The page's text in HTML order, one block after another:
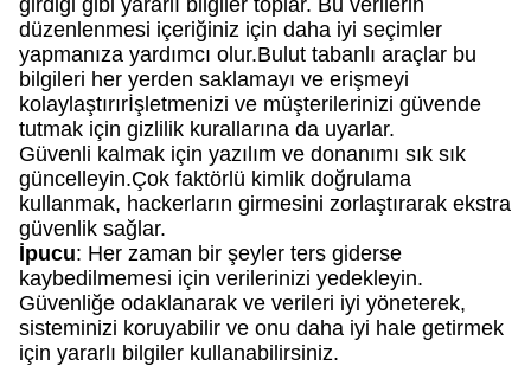
girdiği gibi yararlı bilgiler toplar. Bu verilerin
düzenlenmesi içeriğiniz için daha iyi seçimler
yapmanıza yardımcı olur.Bulut tabanlı araçlar bu
bilgileri her yerden saklamayı ve erişmeyi
kolaylaştırırİşletmenizi ve müşterilerinizi güvende
tutmak için gizlilik kurallarına da uyarlar.
Güvenli kalmak için yazılım ve donanımı sık sık
güncelleyin.Çok faktörlü kimlik doğrulama
kullanmak, hackerların girmesini zorlaştırarak ekstra
güvenlik sağlar.
İpucu: Her zaman bir şeyler ters giderse
kaybedilmemesi için verilerinizi yedekleyin.
Güvenliğe odaklanarak ve verileri iyi yöneterek,
sisteminizi koruyabilir ve onu daha iyi hale getirmek
için yararlı bilgiler kullanabilirsiniz.